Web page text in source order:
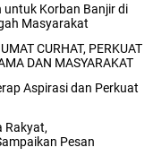
Korban Banjir di
Masyarakat
CURHAT, PERKUAT
DAN MASYARAKAT
Aspirasi dan Perkuat
Rakyat,
Pesan